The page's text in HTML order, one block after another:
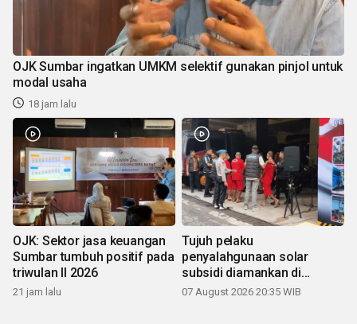
OJK Sumbar ingatkan UMKM selektif gunakan pinjol untuk
modal usaha
18 jam lalu
OJK: Sektor jasa keuangan
Sumbar tumbuh positif pada
triwulan II 2026
21 jam lalu
Tujuh pelaku
penyalahgunaan solar
subsidi diamankan di
Sumbar
07 August 2026 20:35 WIB